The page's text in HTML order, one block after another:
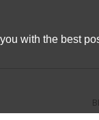
with the best